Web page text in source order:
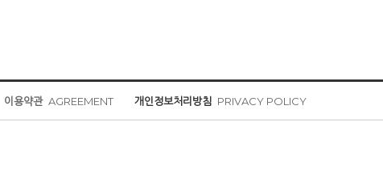
이용약관 AGREEMENT 개인정보처리방침 PRIVACY POLICY